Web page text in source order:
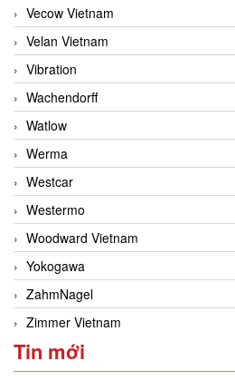
Vecow Vietnam
Velan Vietnam
Vibration
Wachendorff
Watlow
Werma
Westcar
Westermo
Woodward Vietnam
Yokogawa
ZahmNagel
Zimmer Vietnam
Tin mới